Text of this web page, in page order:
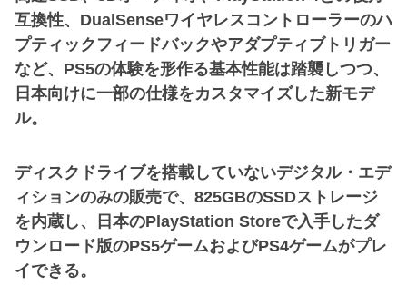
互換性、DualSenseワイヤレスコントローラーのハ
プティックフィードバックやアダプティブトリガー
など、PS5の体験を形作る基本性能は踏襲しつつ、
日本向けに一部の仕様をカスタマイズした新モデ
ル。
ディスクドライブを搭載していないデジタル・エデ
ィションのみの販売で、825GBのSSDストレージ
を内蔵し、日本のPlayStation Storeで入手したダ
ウンロード版のPS5ゲームおよびPS4ゲームがプレ
イできる。